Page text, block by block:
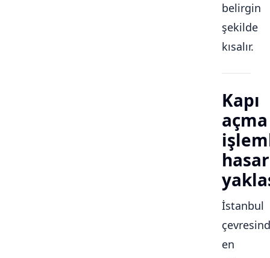
belirgin
şekilde
kısalır.
Kapı
açma
İstanbul
en